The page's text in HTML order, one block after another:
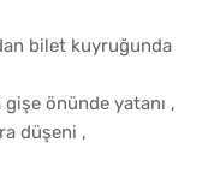
bilet kuyruğunda
önünde yatanı ,
düşeni ,